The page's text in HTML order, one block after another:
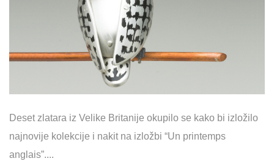
Deset zlatara iz Velike Britanije okupilo se kako bi izložilo
najnovije kolekcije i nakit na izložbi “Un printemps
anglais”....